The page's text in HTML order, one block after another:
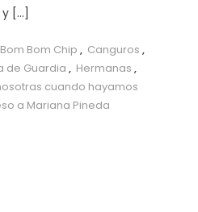
y […]
Bom Bom Chip , Canguros ,
de Guardia , Hermanas ,
cuando hayamos
a Mariana Pineda